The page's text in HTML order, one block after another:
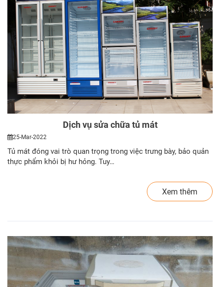
Dịch vụ sửa chữa tủ mát
25-Mar-2022
Tủ mát đóng vai trò quan trọng trong việc trưng bày, bảo quản
thực phẩm khỏi bị hư hỏng. Tuy…
Xem thêm